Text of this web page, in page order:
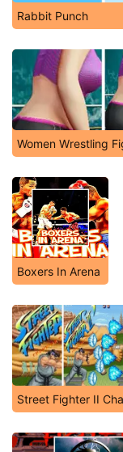
Rabbit Punch
Women Wrestling
Boxers In Arena
Street Fighter II